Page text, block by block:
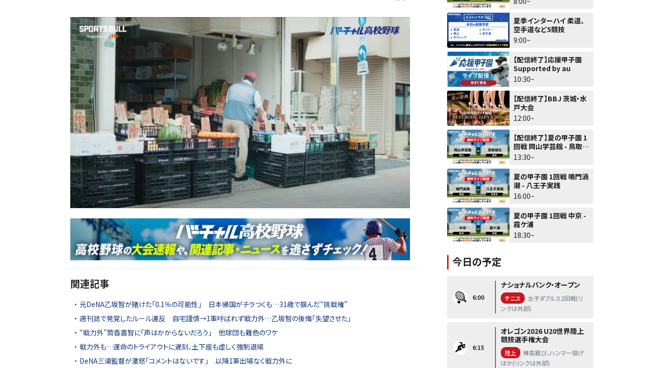
関連記事
元DeNA乙坂智が賭けた「0.1％の可能性」 日本帰国がチラつくも…31歳で掴んだ“挑戦権”
週刊誌で発覚したルール違反 自宅謹慎→1軍呼ばれず戦力外…乙坂智の後悔「失望させた」
“戦力外”筒香嘉智に「声はかからないだろう」 他球団も難色のワケ
戦力外も…運命のトライアウトに遅刻、土下座も虚しく強制退場
DeNA三浦監督が激怒「コメントはないです」 以降1軍出場なく戦力外に
夏季インターハイ 柔道、
空手道など5競技
9:00~
【配信終了】応援甲子園
Supported by au
10:30~
【配信終了】BBJ 茨城・水
戸大会
12:00~
【配信終了】夏の甲子園 1
回戦 岡山学芸館 - 鳥取城
北
13:30~
夏の甲子園 1回戦 鳴門渦
潮 - 八王子実践
16:00~
夏の甲子園 1回戦 中京 -
霞ケ浦
18:30~
今日の予定
6:00
ナショナルバンク・オープン
テニス
女子ダブルス2回戦(リ
ンクは外部)
6:15
オレゴン2026 U20世界陸上
競技選手権大会
陸上
棒高跳び、ハンマー投げ
ほか(リンクは外部)